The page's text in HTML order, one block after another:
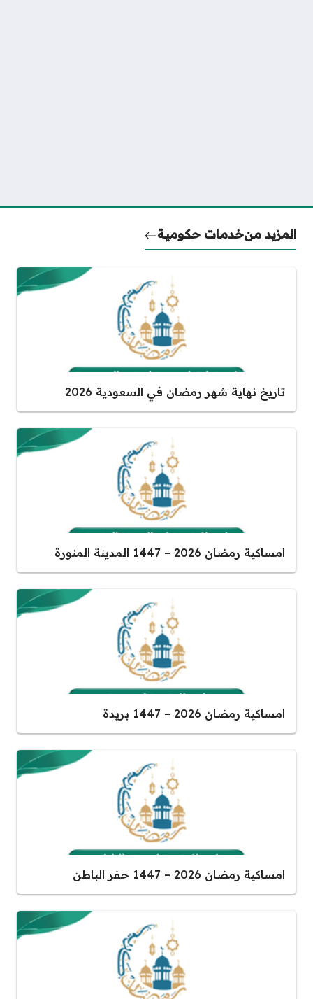
المزيد منخدمات حكومية
تاريخ نهاية شهر رمضان في السعودية 2026
امساكية رمضان 2026 – 1447 المدينة المنورة
امساكية رمضان 2026 – 1447 بريدة
امساكية رمضان 2026 – 1447 حفر الباطن